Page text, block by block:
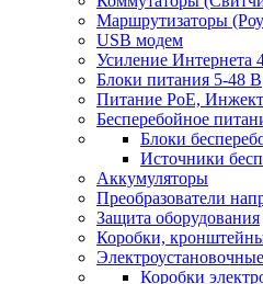
Маршрутизаторы
USB модем
Усиление Интернета
Блоки питания 5-48 В
Питание PoE,
Бесперебойное
Блоки
Источники
Аккумуляторы
Преобразователи
Защита оборудования
Коробки,
Коробки